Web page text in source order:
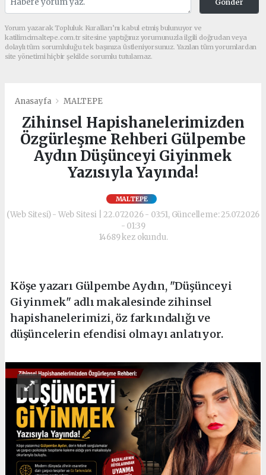
Gönder
Yorum yazarak Topluluk Kuralları’nı kabul etmiş bulunuyor ve
katilimcimaltepe.com.tr sitesine yaptığınız yorumunuzla ilgili doğrudan veya
dolaylı tüm sorumluluğu tek başınıza üstleniyorsunuz. Yazılan tüm yorumlardan
site yönetimi hiçbir şekilde sorumlu tutulamaz.
Anasayfa MALTEPE
Zihinsel Hapishanelerimizden
Özgürleşme Rehberi Gülpembe
Aydın Düşünceyi Giyinmek
Yazısıyla Yayında!
MALTEPE
(Web Sitesi) - Web Sitesi | 22.07.2026 - 03:51, Güncelleme: 25.07.2026
- 01:39
14689 kez okundu.
Köşe yazarı Gülpembe Aydın, "Düşünceyi
Giyinmek" adlı makalesinde zihinsel
hapishanelerimizi, öz farkındalığı ve
düşüncelerin efendisi olmayı anlatıyor.